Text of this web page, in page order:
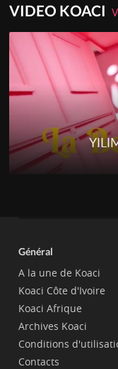
VIDEO KOACI
Général
A la une de Koaci
Koaci Côte d'Ivoire
Koaci Afrique
Archives Koaci
Conditions
Contacts